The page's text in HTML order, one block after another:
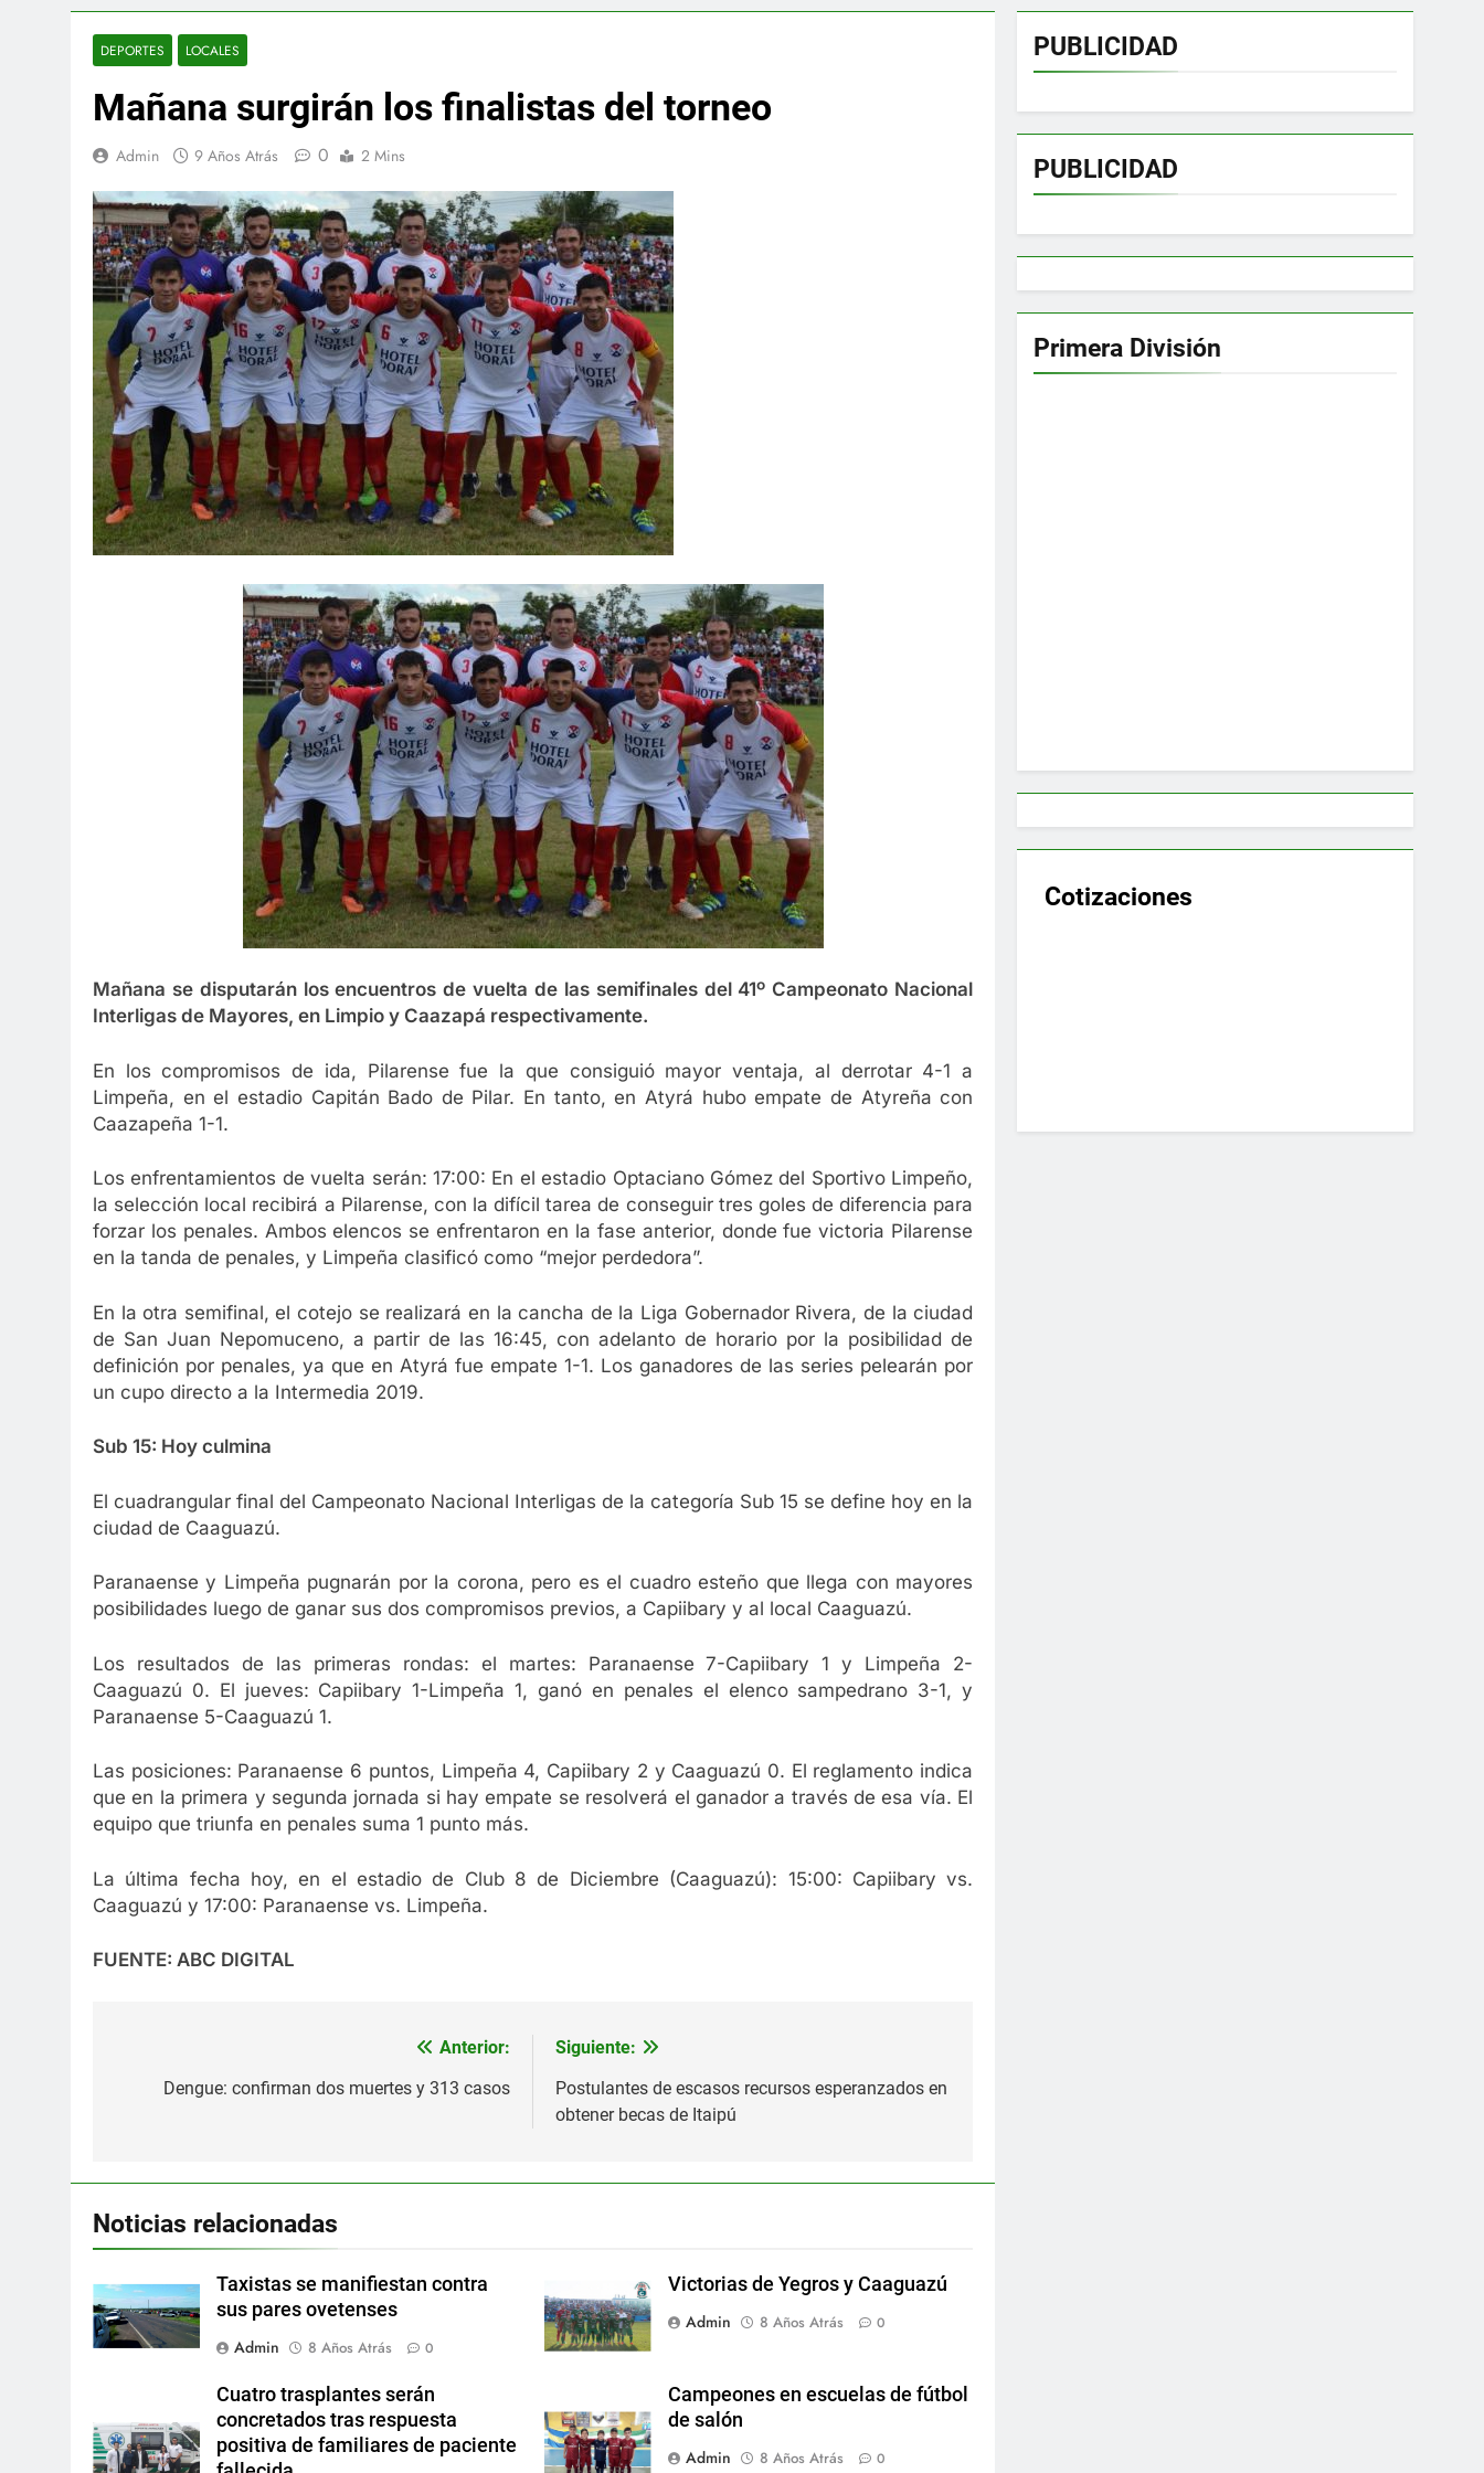
DEPORTES LOCALES
Mañana surgirán los finalistas del torneo
Admin 9 Años Atrás 0 2 Mins
Mañana se disputarán los encuentros de vuelta de las semifinales del 41º Campeonato Nacional
Interligas de Mayores, en Limpio y Caazapá respectivamente.
En los compromisos de ida, Pilarense fue la que consiguió mayor ventaja, al derrotar 4-1 a
Limpeña, en el estadio Capitán Bado de Pilar. En tanto, en Atyrá hubo empate de Atyreña con
Caazapeña 1-1.
Los enfrentamientos de vuelta serán: 17:00: En el estadio Optaciano Gómez del Sportivo Limpeño,
la selección local recibirá a Pilarense, con la difícil tarea de conseguir tres goles de diferencia para
forzar los penales. Ambos elencos se enfrentaron en la fase anterior, donde fue victoria Pilarense
en la tanda de penales, y Limpeña clasificó como “mejor perdedora”.
En la otra semifinal, el cotejo se realizará en la cancha de la Liga Gobernador Rivera, de la ciudad
de San Juan Nepomuceno, a partir de las 16:45, con adelanto de horario por la posibilidad de
definición por penales, ya que en Atyrá fue empate 1-1. Los ganadores de las series pelearán por
un cupo directo a la Intermedia 2019.
Sub 15: Hoy culmina
El cuadrangular final del Campeonato Nacional Interligas de la categoría Sub 15 se define hoy en la
ciudad de Caaguazú.
Paranaense y Limpeña pugnarán por la corona, pero es el cuadro esteño que llega con mayores
posibilidades luego de ganar sus dos compromisos previos, a Capiibary y al local Caaguazú.
Los resultados de las primeras rondas: el martes: Paranaense 7-Capiibary 1 y Limpeña 2-
Caaguazú 0. El jueves: Capiibary 1-Limpeña 1, ganó en penales el elenco sampedrano 3-1, y
Paranaense 5-Caaguazú 1.
Las posiciones: Paranaense 6 puntos, Limpeña 4, Capiibary 2 y Caaguazú 0. El reglamento indica
que en la primera y segunda jornada si hay empate se resolverá el ganador a través de esa vía. El
equipo que triunfa en penales suma 1 punto más.
La última fecha hoy, en el estadio de Club 8 de Diciembre (Caaguazú): 15:00: Capiibary vs.
Caaguazú y 17:00: Paranaense vs. Limpeña.
FUENTE: ABC DIGITAL
Anterior:
Dengue: confirman dos muertes y 313 casos
Siguiente:
Postulantes de escasos recursos esperanzados en
obtener becas de Itaipú
Noticias relacionadas
Taxistas se manifiestan contra
sus pares ovetenses
Admin
8 Años Atrás 0
Victorias de Yegros y Caaguazú
Admin
8 Años Atrás 0
Cuatro trasplantes serán
concretados tras respuesta
positiva de familiares de paciente
Campeones en escuelas de fútbol
de salón
Admin
8 Años Atrás 0
PUBLICIDAD
PUBLICIDAD
Primera División
Cotizaciones